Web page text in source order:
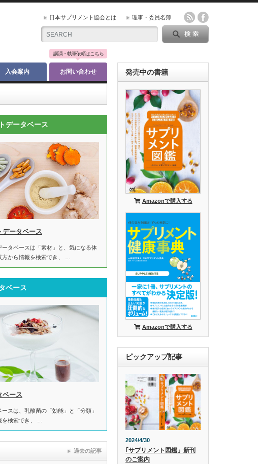
日本サプリメント協会とは
理事・委員名簿
講演・執筆依頼はこちら
入会案内 お問い合わせ
データベース
データベース
ータベースは「素材」と、気になる体
方から情報を検索でき、 …
ベース
ベース
スは、乳酸菌の「効能」と「分類」
を検索でき、 …
過去の記事
発売中の書籍
Amazonで購入する
Amazonで購入する
ピックアップ記事
2024/4/30
｢サプリメント図鑑」新刊
のご案内